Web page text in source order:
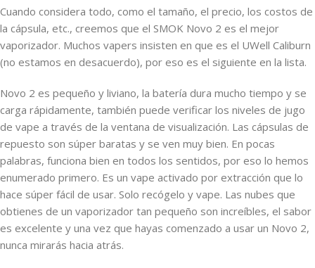
Cuando considera todo, como el tamaño, el precio, los costos de
la cápsula, etc., creemos que el SMOK Novo 2 es el mejor
vaporizador. Muchos vapers insisten en que es el UWell Caliburn
(no estamos en desacuerdo), por eso es el siguiente en la lista.
Novo 2 es pequeño y liviano, la batería dura mucho tiempo y se
carga rápidamente, también puede verificar los niveles de jugo
de vape a través de la ventana de visualización. Las cápsulas de
repuesto son súper baratas y se ven muy bien. En pocas
palabras, funciona bien en todos los sentidos, por eso lo hemos
enumerado primero. Es un vape activado por extracción que lo
hace súper fácil de usar. Solo recógelo y vape. Las nubes que
obtienes de un vaporizador tan pequeño son increíbles, el sabor
es excelente y una vez que hayas comenzado a usar un Novo 2,
nunca mirarás hacia atrás.